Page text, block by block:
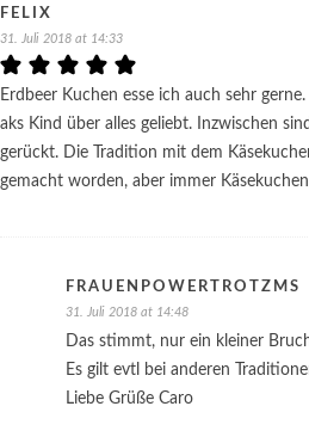
FELIX
31. Juli 2018 at 14:33
Erdbeer Kuchen esse ich auch sehr
aks Kind über alles geliebt. Inzwischen
gerückt. Die Tradition mit dem
gemacht worden, aber immer
FRAUENPOWERTROTZMS
31. Juli 2018 at 14:48
Das stimmt, nur ein kleiner
Es gilt evtl bei anderen
Liebe Grüße Caro